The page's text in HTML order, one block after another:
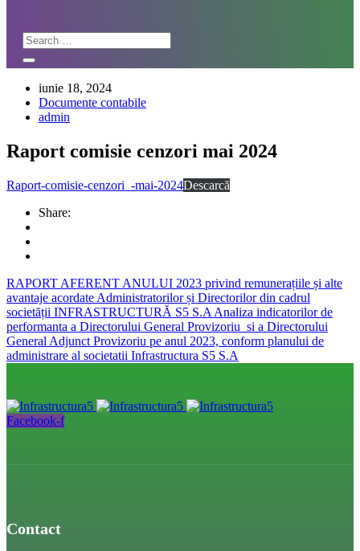
iunie 18, 2024
Documente contabile
admin
Raport comisie cenzori mai 2024
Raport-comisie-cenzori_-mai-2024Descarcă
Share:
RAPORT AFERENT ANULUI 2023 privind remunerațiile și alte
avantaje acordate Administratorilor și Directorilor din cadrul
societății INFRASTRUCTURĂ S5 S.A Analiza indicatorilor de
performanta a Directorului General Provizoriu si a Directorului
General Adjunct Provizoriu pe anul 2023, conform planului de
administrare al societatii Infrastructura S5 S.A
Facebook-f
Contact